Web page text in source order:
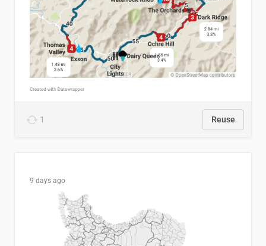
1 Reuse
9 days ago